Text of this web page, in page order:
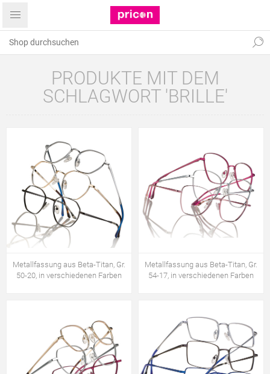
PRODUKTE MIT DEM
SCHLAGWORT 'BRILLE'
Metallfassung aus Beta-Titan, Gr.
50-20, in verschiedenen Farben
Metallfassung aus Beta-Titan, Gr.
54-17, in verschiedenen Farben